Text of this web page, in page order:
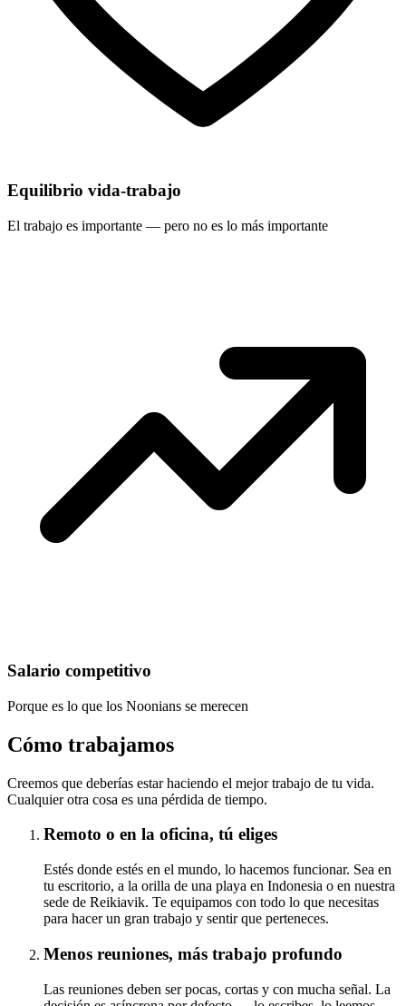
Equilibrio vida-trabajo
El trabajo es importante — pero no es lo más importante
Salario competitivo
Porque es lo que los Noonians se merecen
Cómo trabajamos
Creemos que deberías estar haciendo el mejor trabajo de tu vida.
Cualquier otra cosa es una pérdida de tiempo.
Remoto o en la oficina, tú eliges
Estés donde estés en el mundo, lo hacemos funcionar. Sea en
tu escritorio, a la orilla de una playa en Indonesia o en nuestra
sede de Reikiavik. Te equipamos con todo lo que necesitas
para hacer un gran trabajo y sentir que perteneces.
Menos reuniones, más trabajo profundo
Las reuniones deben ser pocas, cortas y con mucha señal. La